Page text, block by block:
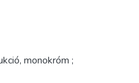
monokróm ;